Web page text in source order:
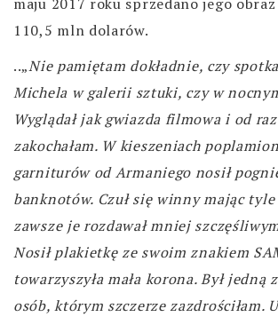
110,5 mln dolarów.
..„Nie pamiętam dokładnie, czy
Michela w galerii sztuki, czy w
Wyglądał jak gwiazda filmowa i od
zakochałam. W kieszeniach
garniturów od Armaniego nosił
banknotów. Czuł się winny mając
zawsze je rozdawał mniej
Nosił plakietkę ze swoim znakiem
towarzyszyła mała korona. Był jedną
osób, którym szczerze zazdrościłam.